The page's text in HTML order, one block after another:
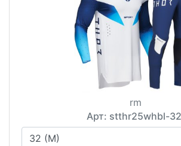
rm
Арт: stthr25whbl-32